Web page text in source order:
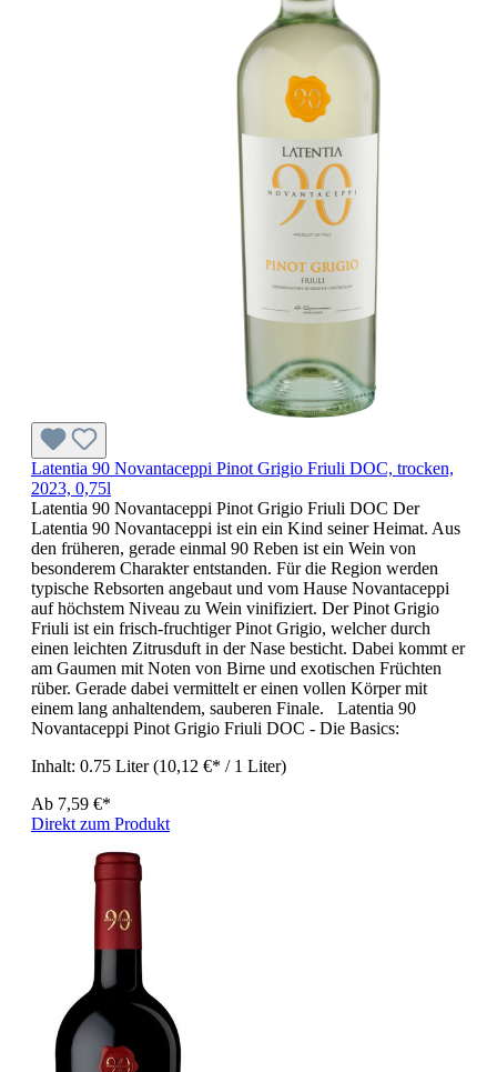
Latentia 90 Novantaceppi Pinot Grigio Friuli DOC, trocken,
2023, 0,75l
Latentia 90 Novantaceppi Pinot Grigio Friuli DOC Der
Latentia 90 Novantaceppi ist ein ein Kind seiner Heimat. Aus
den früheren, gerade einmal 90 Reben ist ein Wein von
besonderem Charakter entstanden. Für die Region werden
typische Rebsorten angebaut und vom Hause Novantaceppi
auf höchstem Niveau zu Wein vinifiziert. Der Pinot Grigio
Friuli ist ein frisch-fruchtiger Pinot Grigio, welcher durch
einen leichten Zitrusduft in der Nase besticht. Dabei kommt er
am Gaumen mit Noten von Birne und exotischen Früchten
rüber. Gerade dabei vermittelt er einen vollen Körper mit
einem lang anhaltendem, sauberen Finale. Latentia 90
Novantaceppi Pinot Grigio Friuli DOC - Die Basics:
Inhalt: 0.75 Liter(10,12 €* / 1 Liter)
Ab 7,59 €*
Direkt zum Produkt